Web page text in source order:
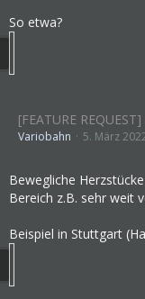
So etwa?
[FEATURE
Variobahn 5. März
Bewegliche
Bereich z.B. sehr weit
Beispiel in Stuttgart